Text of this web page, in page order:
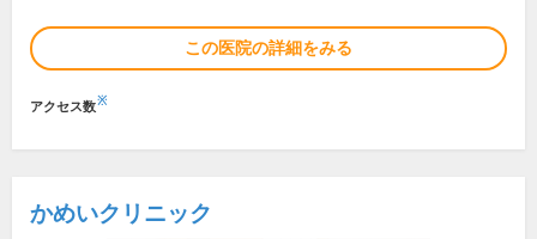
この医院の詳細をみる
アクセス数※
かめいクリニック